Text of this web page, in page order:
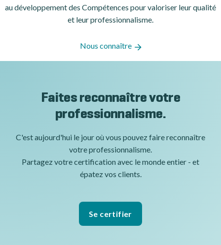
au développement des Compétences pour valoriser leur qualité
et leur professionnalisme.
Nous connaître
Faites reconnaître votre
professionnalisme.
C'est aujourd'hui le jour où vous pouvez faire reconnaître
votre professionnalisme.
Partagez votre certification avec le monde entier - et
épatez vos clients.
Se certifier